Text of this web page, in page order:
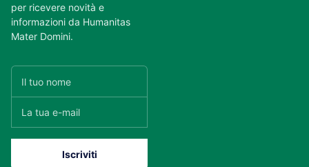
per ricevere novità e
informazioni da Humanitas
Mater Domini.